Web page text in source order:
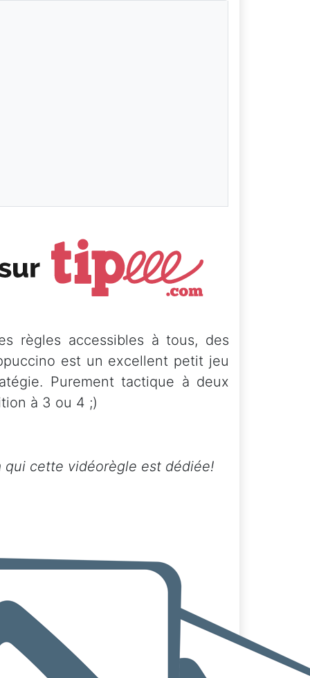
règles accessibles à tous, des
est un excellent petit jeu
Purement tactique à deux
à 3 ou 4 ;)
qui cette vidéorègle est dédiée!